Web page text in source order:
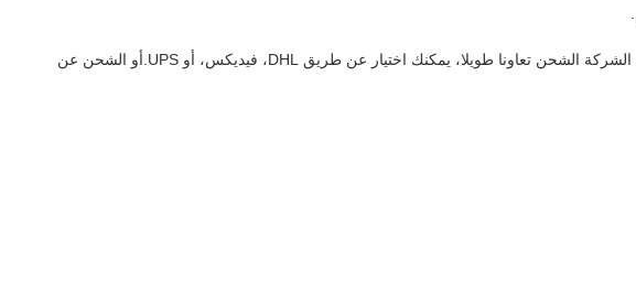
ج: إذا كان لديك وكيل شحن في الصين، يمكننا إرسال البضائع إلى مستودع وكيل الخاص بك. إذا لم يكن لديك وكيل، ونحن سوف الشركة الشحن تعاونا طويلا، يمكنك اختيار عن طريق DHL، فيديكس، أو UPS.أو الشحن عن